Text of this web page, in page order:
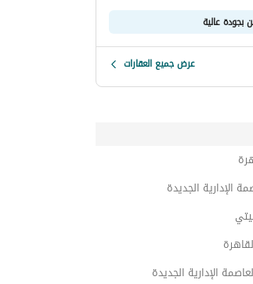
بجودة عالية
عرض جميع العقارات
الإدارية الجديدة